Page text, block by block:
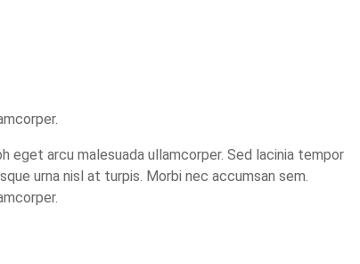
eget arcu malesuada ullamcorper. Sed lacinia tempor
urna nisl at turpis. Morbi nec accumsan sem.